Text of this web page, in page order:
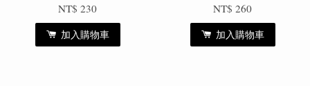
NT$ 230
加入購物車
NT$ 260
加入購物車